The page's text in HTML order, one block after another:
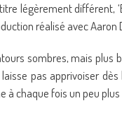
légèrement différent,
réalisé avec Aaron
sombres, mais plus
pas apprivoiser
chaque fois un peu plus